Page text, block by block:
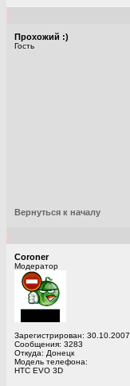
Прохожий :)
Гость
Вернуться к началу
Coroner
Модератор
Зарегистрирован: 30.10.2007
Сообщения: 3283
Откуда: Донецк
Модель телефона:
HTC EVO 3D